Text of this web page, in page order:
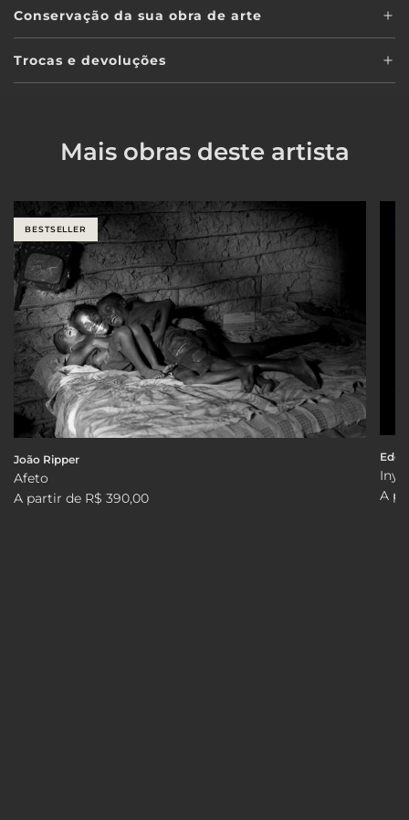
Conservação da sua obra de arte
Trocas e devoluções
Mais obras deste artista
BESTSELLER
João Ripper
Afeto
A partir de R$ 390,00
Iny
A